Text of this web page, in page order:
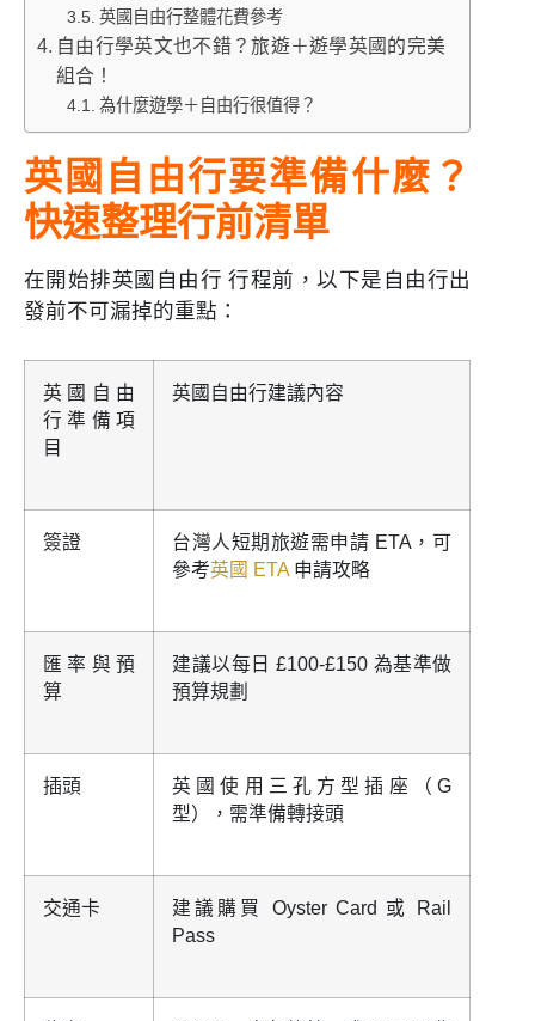
英國自由行整體花費參考
自由行學英文也不錯？旅遊＋遊學英國的完美
組合！
為什麼遊學＋自由行很值得？
英國自由行要準備什麼？
快速整理行前清單
在開始排英國自由行 行程前，以下是自由行出
發前不可漏掉的重點：
英國自由
行準備項
目
英國自由行建議內容
簽證
台灣人短期旅遊需申請 ETA，可
參考英國 ETA 申請攻略
匯率與預
算
建議以每日 £100-£150 為基準做
預算規劃
插頭
英國使用三孔方型插座（G
型），需準備轉接頭
交通卡
建議購買 Oyster Card 或 Rail
Pass